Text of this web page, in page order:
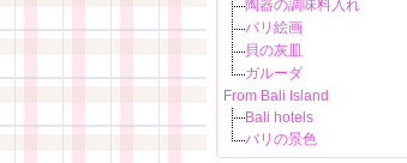
陶器の調味料入れ
バリ絵画
貝の灰皿
ガルーダ
From Bali Island
Bali hotels
バリの景色